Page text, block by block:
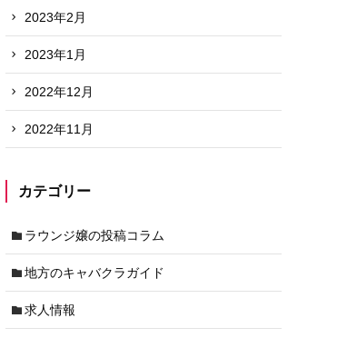
2023年2月
2023年1月
2022年12月
2022年11月
カテゴリー
ラウンジ嬢の投稿コラム
地方のキャバクラガイド
求人情報